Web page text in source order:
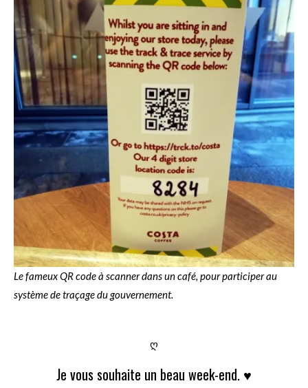
Le fameux QR code à scanner dans un café, pour participer au
système de traçage du gouvernement.
ღ
Je vous souhaite un beau week-end. ♥